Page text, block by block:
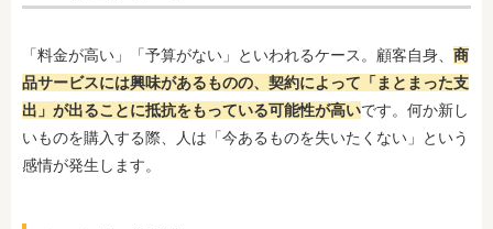
「料金が高い」「予算がない」といわれるケース。顧客自身、 商
品サービスには興味があるものの、契約によって「まとまった支
出」が出ることに抵抗をもっている可能性が高いです。何か新し
いものを購入する際、人は「今あるものを失いたくない」という
感情が発生します。